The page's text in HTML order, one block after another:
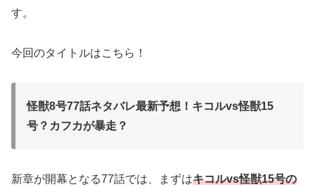
す。
今回のタイトルはこちら！
怪獣8号77話ネタバレ最新予想！キコルvs怪獣15
号？カフカが暴走？
新章が開幕となる77話では、まずはキコルvs怪獣15号の